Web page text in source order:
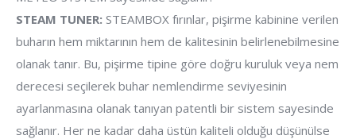
STEAM TUNER: STEAMBOX fırınlar, pişirme kabinine verilen
buharın hem miktarının hem de kalitesinin belirlenebilmesine
olanak tanır. Bu, pişirme tipine göre doğru kuruluk veya nem
derecesi seçilerek buhar nemlendirme seviyesinin
ayarlanmasına olanak tanıyan patentli bir sistem sayesinde
sağlanır. Her ne kadar daha üstün kaliteli olduğu düşünülse